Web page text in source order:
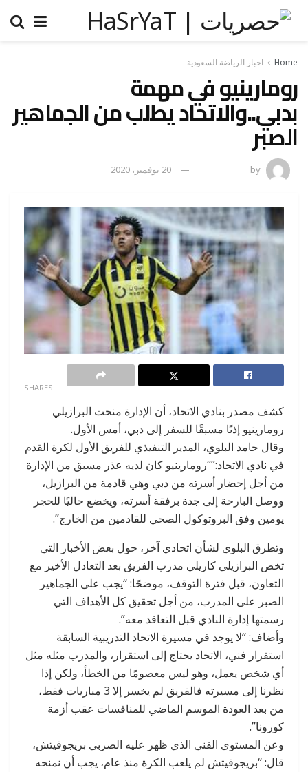
Home اخبار الرياضة السعودية
رومارينيو في مهمة
بدبي..والاتحاد يطلب من الجماهير
الصبر
by 20 نوفمبر، 2020
SHARES
كشف مصدر بنادي الاتحاد، أن الإدارة منحت البرازيلي
رومارينيو إذنًا مسبقًا للسفر إلى دبي، أمس الأول.
وقال حامد البلوي، المدير التنفيذي للفريق الأول لكرة القدم
في نادي الاتحاد:”“رومارينيو كان لديه عذر مسبق من الإدارة
من أجل إحضار أسرته من دبي وهي قادمة من البرازيل،
ووصل البارحة إلى جدة برفقة أسرته، ويخضع حاليًا للحجر
يومين وفق البروتوكول الصحي للقادمين من الخارج”.
وتطرق البلوي لشأن اتحادي آخر، حول بعض الأخبار التي
تخص البرازيلي كاريلي مدرب الفريق بعد التعادل الأخير مع
التعاون، قبل فترة التوقف، موضحًا: “يجب على الجماهير
الصبر على المدرب، من أجل تحقيق كل الأهداف التي
رسمتها إدارة النادي قبل التعاقد معه”.
وأضاف: “لا يوجد في مسيرة الاتحاد التدريبية السابقة
استقرار فني، الاتحاد يحتاج إلى استقرار، والمدرب مثله مثل
أي شخص يعمل، وهو ليس معصومًا من الخطأ، ولكن إذا
نظرنا إلى مسيرته فالفريق لم يخسر إلا 3 مباريات فقط،
من بعد العودة الموسم الماضي للمنافسات عقب أزمة
كورونا”.
وعن المستوى الفني الذي ظهر عليه الصربي بريجوفيتش،
قال: “بريجوفيتش لم يلعب الكرة منذ عام، يجب أن نمنحه